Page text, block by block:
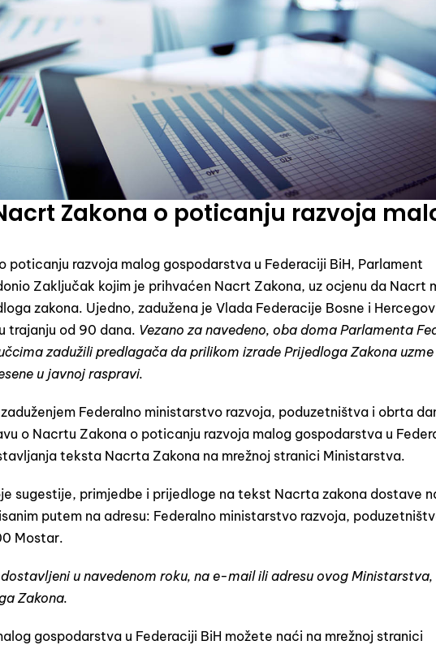
Zakona o poticanju razvoja
poticanju razvoja malog gospodarstva u Federaciji BiH, Parlament
Zaključak kojim je prihvaćen Nacrt Zakona, uz ocjenu da Nacrt
zakona. Ujedno, zadužena je Vlada Federacije Bosne i
trajanju od 90 dana. Vezano za navedeno, oba doma Parlamenta
zadužili predlagača da prilikom izrade Prijedloga Zakona
u javnoj raspravi.
Federalno ministarstvo razvoja, poduzetništva i obrta
o Nacrtu Zakona o poticanju razvoja malog gospodarstva u
teksta Nacrta Zakona na mrežnoj stranici Ministarstva.
sugestije, primjedbe i prijedloge na tekst Nacrta zakona dostave
putem na adresu: Federalno ministarstvo razvoja,
Mostar.
u navedenom roku, na e-mail ili adresu ovog
Zakona.
gospodarstva u Federaciji BiH možete naći na mrežnoj stranici